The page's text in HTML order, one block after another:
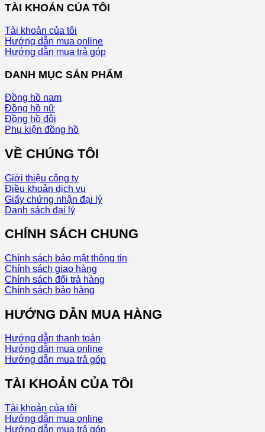
TÀI KHOẢN CỦA TÔI
Tài khoản của tôi
Hướng dẫn mua online
Hướng dẫn mua trả góp
DANH MỤC SẢN PHẨM
Đồng hồ nam
Đồng hồ nữ
Đồng hồ đôi
Phụ kiện đồng hồ
VỀ CHÚNG TÔI
Giới thiệu công ty
Điều khoản dịch vụ
Giấy chứng nhận đại lý
Danh sách đại lý
CHÍNH SÁCH CHUNG
Chính sách bảo mật thông tin
Chính sách giao hàng
Chính sách đổi trả hàng
Chính sách bảo hàng
HƯỚNG DẪN MUA HÀNG
Hướng dẫn thanh toán
Hướng dẫn mua online
Hướng dẫn mua trả góp
TÀI KHOẢN CỦA TÔI
Tài khoản của tôi
Hướng dẫn mua online
Hướng dẫn mua trả góp